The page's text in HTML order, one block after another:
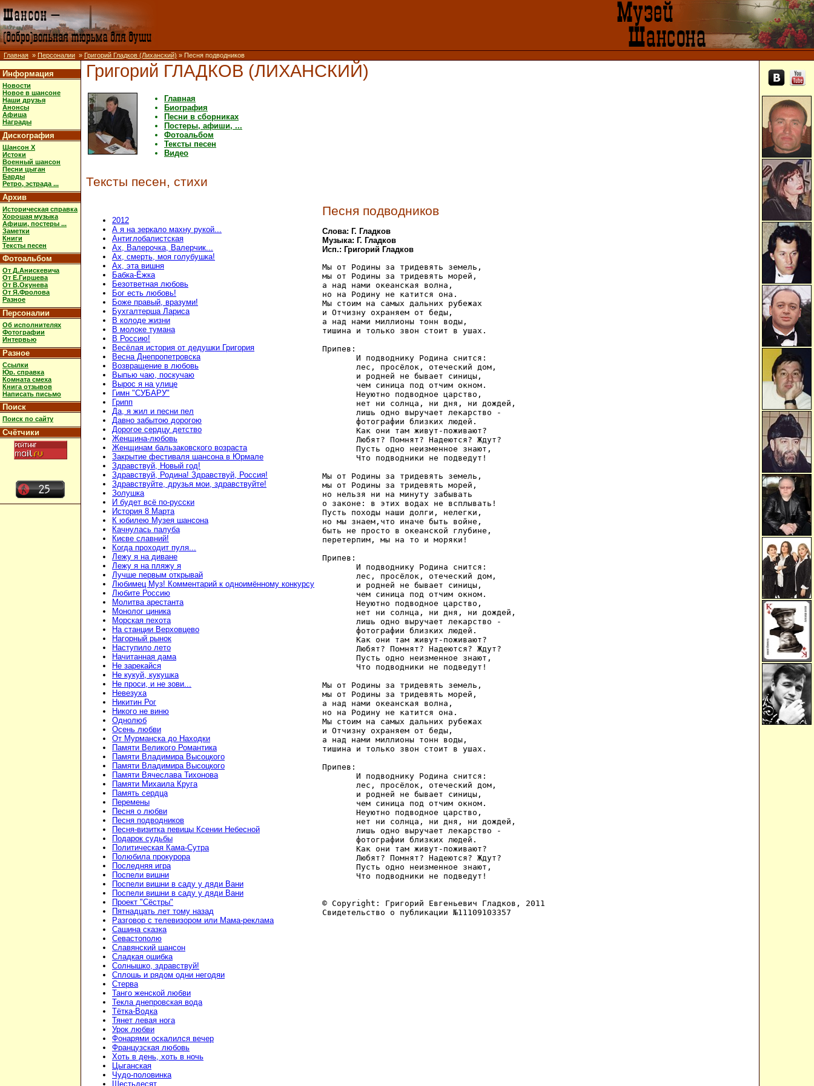
Главная » Персоналии » Григорий Гладков (Лиханский) » Песня подводников
Информация
Новости
Новое в шансоне
Наши друзья
Анонсы
Афиша
Награды
Дискография
Шансон X
Истоки
Военный шансон
Песни цыган
Барды
Ретро, эстрада ...
Архив
Историческая справка
Хорошая музыка
Афиши, постеры ...
Заметки
Книги
Тексты песен
Фотоальбом
От Д.Анискевича
От Е.Гиршева
От В.Окунева
От Я.Фролова
Разное
Персоналии
Об исполнителях
Фотографии
Интервью
Разное
Ссылки
Юр. справка
Комната смеха
Книга отзывов
Написать письмо
Поиск
Поиск по сайту
Счётчики
Григорий ГЛАДКОВ (ЛИХАНСКИЙ)
Главная
Биография
Песни в сборниках
Постеры, афиши, ...
Фотоальбом
Тексты песен
Видео
Тексты песен, стихи
2012
А я на зеркало махну рукой...
Антиглобалистская
Ах, Валерочка, Валерчик...
Ах, смерть, моя голубушка!
Ах, эта вишня
Бабка-Ёжка
Безответная любовь
Бог есть любовь!
Боже правый, вразуми!
Бухгалтерша Лариса
В колоде жизни
В молоке тумана
В Россию!
Весёлая история от дедушки Григория
Весна Днепропетровска
Возвращение в любовь
Выпью чаю, поскучаю
Вырос я на улице
Гимн "СУБАРУ"
Грипп
Да, я жил и песни пел
Давно забытою дорогою
Дорогое сердцу детство
Женщина-любовь
Женщинам бальзаковского возраста
Закрытие фестиваля шансона в Юрмале
Здравствуй, Новый год!
Здравствуй, Родина! Здравствуй, Россия!
Здравствуйте, друзья мои, здравствуйте!
Золушка
И будет всё по-русски
История 8 Марта
К юбилею Музея шансона
Качнулась палуба
Києве славний!
Когда проходит пуля...
Лежу я на диване
Лежу я на пляжу я
Лучше первым открывай
Любимец Муз! Комментарий к одноимённому конкурсу
Любите Россию
Молитва арестанта
Монолог циника
Морская пехота
На станции Верховцево
Нагорный рынок
Наступило лето
Начитанная дама
Не зарекайся
Не кукуй, кукушка
Не проси, и не зови...
Невезуха
Никитин Рог
Никого не виню
Однолюб
Осень любви
От Мурманска до Находки
Памяти Великого Романтика
Памяти Владимира Высоцкого
Памяти Владимира Высоцкого
Памяти Вячеслава Тихонова
Памяти Михаила Круга
Память сердца
Перемены
Песня о любви
Песня подводников
Песня-визитка певицы Ксении Небесной
Подарок судьбы
Политическая Кама-Сутра
Полюбила прокурора
Последняя игра
Поспели вишни
Поспели вишни в саду у дяди Вани
Поспели вишни в саду у дяди Вани
Проект "Сёстры"
Пятнадцать лет тому назад
Разговор с телевизором или Мама-реклама
Сашина сказка
Севастополю
Славянский шансон
Сладкая ошибка
Солнышко, здравствуй!
Сплошь и рядом одни негодяи
Стерва
Танго женской любви
Текла днепровская вода
Тётка-Водка
Тянет левая нога
Урок любви
Фонарями оскалился вечер
Французская любовь
Хоть в день, хоть в ночь
Цыганская
Чудо-половинка
Шестьдесят
Песня подводников
Слова: Г. Гладков
Музыка: Г. Гладков
Исп.: Григорий Гладков
Мы от Родины за тридевять земель,
мы от Родины за тридевять морей,
а над нами океанская волна,
но на Родину не катится она.
Мы стоим на самых дальних рубежах
и Отчизну охраняем от беды,
а над нами миллионы тонн воды,
тишина и только звон стоит в ушах.
Припев:
       И подводнику Родина снится:
       лес, просёлок, отеческий дом,
       и родней не бывает синицы,
       чем синица под отчим окном.
       Неуютно подводное царство,
       нет ни солнца, ни дня, ни дождей,
       лишь одно выручает лекарство -
       фотографии близких людей.
       Как они там живут-поживают?
       Любят? Помнят? Надеются? Ждут?
       Пусть одно неизменное знают,
       Что подводники не подведут!
Мы от Родины за тридевять земель,
мы от Родины за тридевять морей,
но нельзя ни на минуту забывать
о законе: в этих водах не всплывать!
Пусть походы наши долги, нелегки,
но мы знаем,что иначе быть войне,
быть не просто в океанской глубине,
перетерпим, мы на то и моряки!
Припев:
       И подводнику Родина снится:
       лес, просёлок, отеческий дом,
       и родней не бывает синицы,
       чем синица под отчим окном.
       Неуютно подводное царство,
       нет ни солнца, ни дня, ни дождей,
       лишь одно выручает лекарство -
       фотографии близких людей.
       Как они там живут-поживают?
       Любят? Помнят? Надеются? Ждут?
       Пусть одно неизменное знают,
       Что подводники не подведут!
Мы от Родины за тридевять земель,
мы от Родины за тридевять морей,
а над нами океанская волна,
но на Родину не катится она.
Мы стоим на самых дальних рубежах
и Отчизну охраняем от беды,
а над нами миллионы тонн воды,
тишина и только звон стоит в ушах.
Припев:
       И подводнику Родина снится:
       лес, просёлок, отеческий дом,
       и родней не бывает синицы,
       чем синица под отчим окном.
       Неуютно подводное царство,
       нет ни солнца, ни дня, ни дождей,
       лишь одно выручает лекарство -
       фотографии близких людей.
       Как они там живут-поживают?
       Любят? Помнят? Надеются? Ждут?
       Пусть одно неизменное знают,
       Что подводники не подведут!
© Copyright: Григорий Евгеньевич Гладков, 2011